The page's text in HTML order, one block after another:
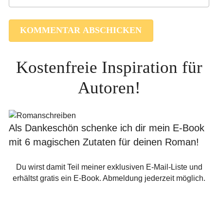
Kostenfreie Inspiration für
Autoren!
Als Dankeschön schenke ich dir mein E-Book
mit 6 magischen Zutaten für deinen Roman!
Du wirst damit Teil meiner exklusiven E-Mail-Liste und
erhältst gratis ein E-Book. Abmeldung jederzeit möglich.